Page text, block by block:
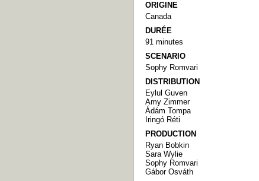
ORIGINE
Canada
DURÉE
91 minutes
SCENARIO
Sophy Romvari
DISTRIBUTION
Eylul Guven
Amy Zimmer
Ádám Tompa
Iringó Réti
PRODUCTION
Ryan Bobkin
Sara Wylie
Sophy Romvari
Gábor Osváth